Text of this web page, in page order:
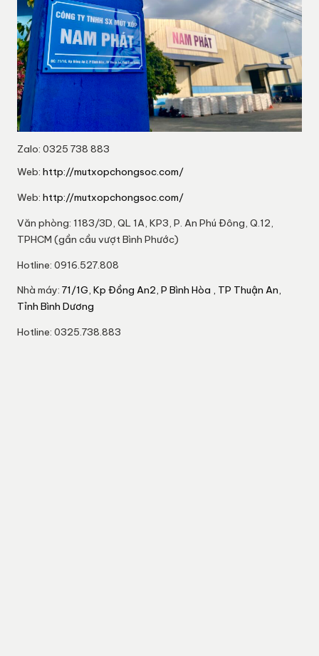
Zalo: 0325 738 883
Web: http://mutxopchongsoc.com/
Web: http://mutxopchongsoc.com/
Văn phòng: 1183/3D, QL 1A, KP3, P. An Phú Đông, Q.12,
TPHCM (gần cầu vượt Bình Phước)
Hotline: 0916.527.808
Nhà máy: 71/1G, Kp Đồng An2, P Bình Hòa , TP Thuận An,
Tỉnh Bình Dương
Hotline: 0325.738.883